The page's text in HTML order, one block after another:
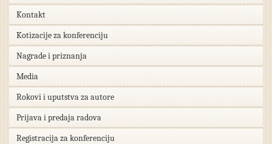
Kontakt
Kotizacije za konferenciju
Nagrade i priznanja
Media
Rokovi i uputstva za autore
Prijava i predaja radova
Registracija za konferenciju